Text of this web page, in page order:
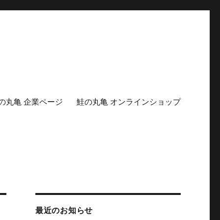
丸亀 企業ページ 鮭の丸亀 オンラインショップ
最近のお知らせ